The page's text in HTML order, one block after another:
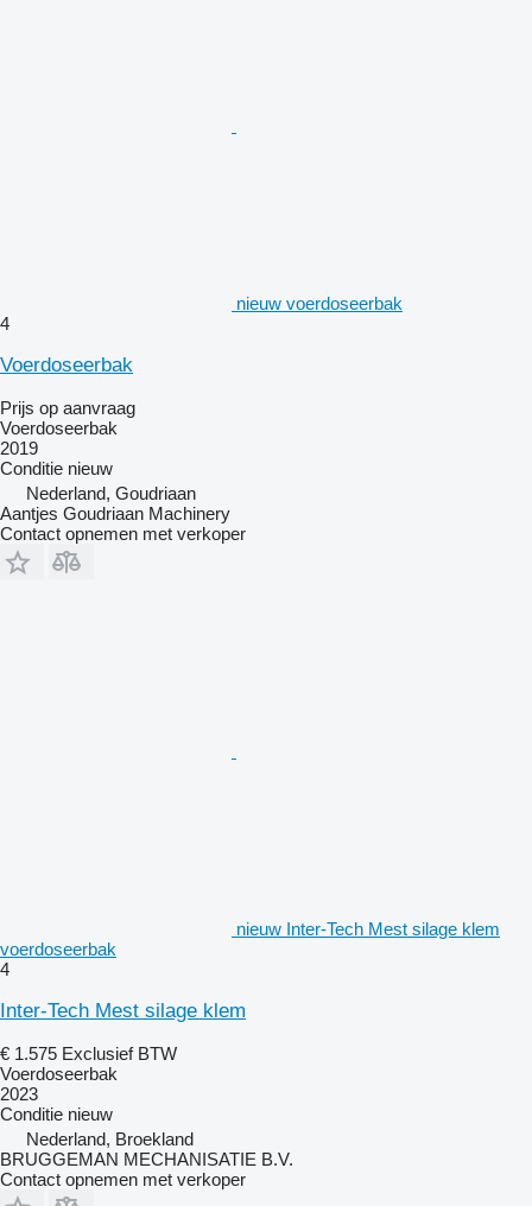
nieuw voerdoseerbak
4
Voerdoseerbak
Prijs op aanvraag
Voerdoseerbak
2019
Conditie nieuw
Nederland, Goudriaan
Aantjes Goudriaan Machinery
Contact opnemen met verkoper
nieuw Inter-Tech Mest silage klem
voerdoseerbak
4
Inter-Tech Mest silage klem
€ 1.575 Exclusief BTW
Voerdoseerbak
2023
Conditie nieuw
Nederland, Broekland
BRUGGEMAN MECHANISATIE B.V.
Contact opnemen met verkoper